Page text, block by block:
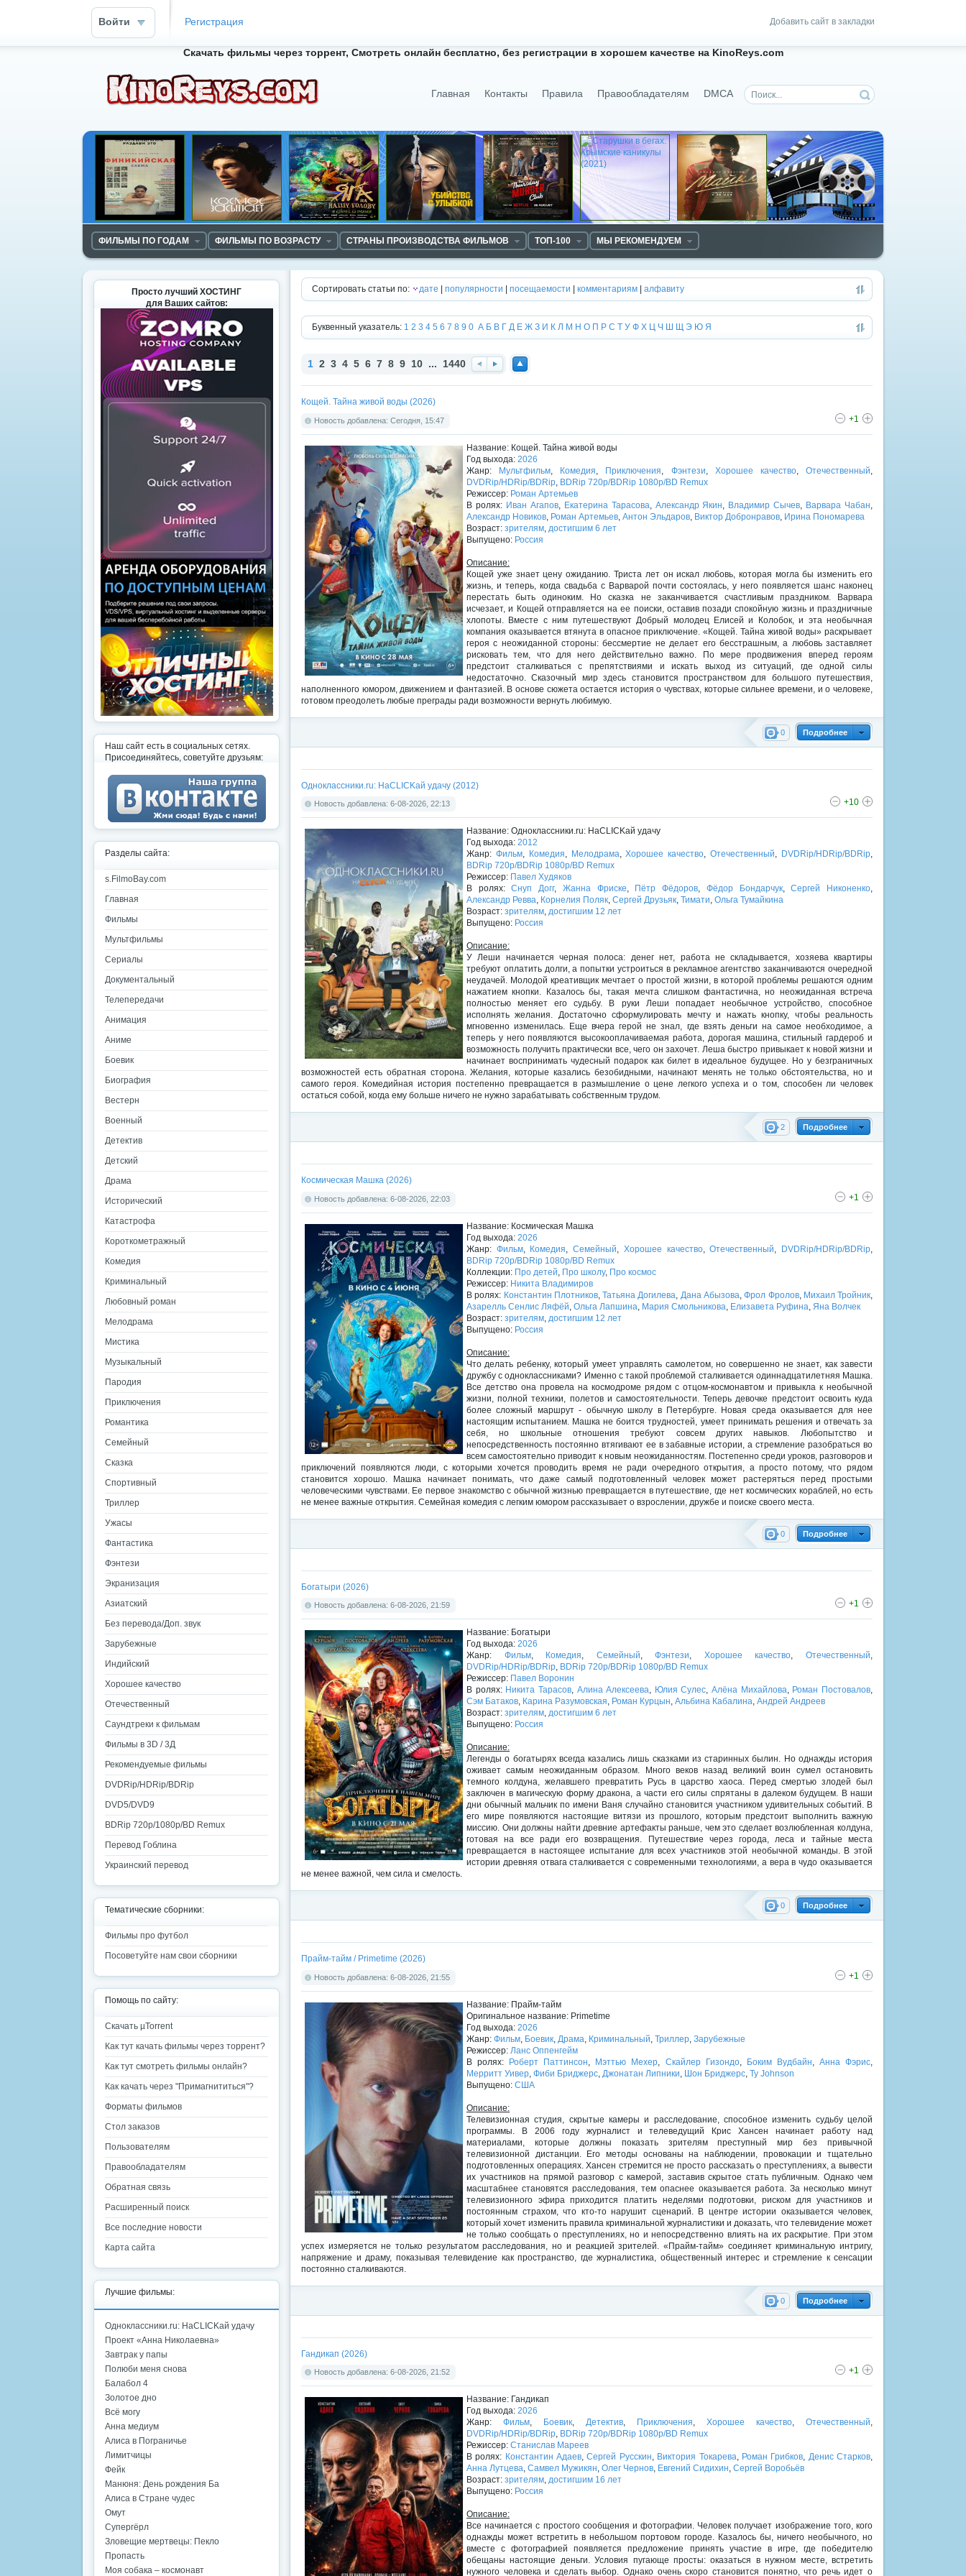
Добавить сайт в закладки
Войти Регистрация
Скачать фильмы через торрент, Смотреть онлайн бесплатно, без регистрации в хорошем качестве на KinoReys.com
Главная Контакты Правила Правообладателям DMCA
ФИЛЬМЫ ПО ГОДАМ ФИЛЬМЫ ПО ВОЗРАСТУ СТРАНЫ ПРОИЗВОДСТВА ФИЛЬМОВ ТОП-100 МЫ РЕКОМЕНДУЕМ
Сортировать статьи по: дате популярности посещаемости комментариям алфавиту
Буквенный указатель: 1 2 3 4 5 6 7 8 9 0 А Б В Г Д Е Ж З И К Л М Н О П Р С Т У Ф Х Ц Ч Ш Щ Э Ю Я
1 2 3 4 5 6 7 8 9 10 ...
1440
Кощей. Тайна живой воды (2026)
Новость добавлена: Сегодня, 15:47 +1
Название: Кощей. Тайна живой воды
Год выхода: 2026
Жанр: Мультфильм Комедия Приключения Фэнтези Хорошее качество,Отечественный
DVDRip/HDRip/BDRip BDRip 720p/BDRip 1080p/BD Remux
Режиссер: Роман Артемьев
В ролях: Иван Агапов, Екатерина Тарасова Александр Якин Владимир Сычев Варвара Чабан
Александр Новиков Роман Артемьев Антон Эльдаров Виктор Добронравов Ирина Пономарева
Возраст: зрителям достигшим 6 лет
Выпущено: Россия
Описание:
Кощей уже знает цену ожиданию. Триста лет он искал любовь, которая могла бы изменить его
жизнь, и теперь, когда свадьба с Варварой почти состоялась, у него появляется шанс наконец
перестать быть одиноким. Но сказка не заканчивается счастливым праздником. Варвара
исчезает, и Кощей отправляется на ее поиски, оставив позади спокойную жизнь и праздничные
хлопоты. Вместе с ним путешествуют Добрый молодец Елисей и Колобок, и эта необычная
компания оказывается втянута в опасное приключение. «Кощей. Тайна живой воды» раскрывает
героя с неожиданной стороны: бессмертие не делает его бесстрашным, а любовь заставляет
рисковать тем, что для него действительно важно. По мере продвижения вперед героям
предстоит сталкиваться с препятствиями и искать выход из ситуаций, где одной силы
недостаточно. Сказочный мир здесь становится пространством для большого путешествия,
наполненного юмором, движением и фантазией. В основе сюжета остается история о чувствах, которые сильнее времени, и о человеке,
готовом преодолеть любые преграды ради возможности вернуть любимую.
Подробнее
0
Одноклассники.ru: НаCLICKай удачу (2012)
Новость добавлена: 6-08-2026, 22:13 +10
Название: Одноклассники.ru: НаCLICKай удачу
Год выхода: 2012
Жанр: Фильм, Комедия, Мелодрама,Хорошее качество,Отечественный, DVDRip/HDRip/BDRip,
BDRip 720p/BDRip 1080p/BD Remux
Режиссер: Павел Худяков
В ролях:Снуп Догг, Жанна Фриске, Пётр Фёдоров, Фёдор Бондарчук,Сергей Никоненко,
Александр Ревва, Корнелия Поляк, Сергей Друзьяк, Тимати, Ольга Тумайкина
Возраст: зрителям, достигшим 12 лет
Выпущено: Россия
Описание:
У Леши начинается черная полоса: денег нет, работа не складывается, хозяева квартиры
требуют оплатить долги, а попытки устроиться в рекламное агентство заканчиваются очередной
неудачей. Молодой креативщик мечтает о простой жизни, в которой проблемы решаются одним
нажатием кнопки. Казалось бы, такая мечта слишком фантастична, но неожиданная встреча
полностью меняет его судьбу. В руки Леши попадает необычное устройство, способное
исполнять желания. Достаточно сформулировать мечту и нажать кнопку, чтобы реальность
мгновенно изменилась. Еще вчера герой не знал, где взять деньги на самое необходимое, а
теперь у него появляются высокооплачиваемая работа, дорогая машина, стильный гардероб и
возможность получить практически все, чего он захочет. Леша быстро привыкает к новой жизни и
начинает воспринимать чудесный подарок как билет в идеальное будущее. Но у безграничных
возможностей есть обратная сторона. Желания, которые казались безобидными, начинают менять не только обстоятельства, но и
самого героя. Комедийная история постепенно превращается в размышление о цене легкого успеха и о том, способен ли человек
остаться собой, когда ему больше ничего не нужно зарабатывать собственным трудом.
Подробнее
2
Космическая Машка (2026)
Новость добавлена: 6-08-2026, 22:03 +1
Название: Космическая Машка
Год выхода: 2026
Жанр: Фильм, Комедия ,Семейный Хорошее качество,Отечественный DVDRip/HDRip/BDRip
BDRip 720p/BDRip 1080p/BD Remux
Коллекции: Про детей Про школу, Про космос
Режиссер: Никита Владимиров
В ролях: Константин Плотников,Татьяна Догилева Дана Абызова ,Фрол Фролов, Михаил Тройник
Азарелль Сенлис Ляфёй Ольга Лапшина Мария Смольникова Елизавета Руфина Яна Волчек
Возраст: зрителям достигшим 12 лет
Выпущено: Россия
Описание:
Что делать ребенку, который умеет управлять самолетом, но совершенно не знает, как завести
дружбу с одноклассниками? Именно с такой проблемой сталкивается одиннадцатилетняя Машка.
Все детство она провела на космодроме рядом с отцом-космонавтом и привыкла к необычной
жизни, полной техники, полетов и самостоятельности. Теперь девочке предстоит освоить куда
более сложный маршрут - обычную школу в Петербурге. Новая среда оказывается для нее
настоящим испытанием. Машка не боится трудностей, умеет принимать решения и отвечать за
себя, но школьные отношения требуют совсем других навыков. Любопытство и
непосредственность постоянно втягивают ее в забавные истории, а стремление разобраться во
всем самостоятельно приводит к новым неожиданностям. Постепенно среди уроков, разговоров и
приключений появляются люди, с которыми хочется проводить время не ради очередного открытия, а просто потому, что рядом
становится хорошо. Машка начинает понимать, что даже самый подготовленный человек может растеряться перед простыми
человеческими чувствами. Ее первое знакомство с обычной жизнью превращается в путешествие, где нет космических кораблей, но есть
не менее важные открытия. Семейная комедия с легким юмором рассказывает о взрослении, дружбе и поиске своего места.
Подробнее
0
Богатыри (2026)
Новость добавлена: 6-08-2026, 21:59 +1
Название: Богатыри
Год выхода: 2026
Жанр: Фильм, Комедия, Семейный,Фэнтези, Хорошее качество,Отечественный,
DVDRip/HDRip/BDRip, BDRip 720p/BDRip 1080p/BD Remux
Режиссер: Павел Воронин
В ролях: Никита Тарасов, Алина Алексеева, Юлия Сулес,Алёна Михайлова, Роман Постовалов,
Сэм Батаков, Карина Разумовская, Роман Курцын, Альбина Кабалина, Андрей Андреев
Возраст: зрителям, достигшим 6 лет
Выпущено: Россия
Описание:
Легенды о богатырях всегда казались лишь сказками из старинных былин. Но однажды история
оживает самым неожиданным образом. Много веков назад великий воин сумел остановить
темного колдуна, желавшего превратить Русь в царство хаоса. Перед смертью злодей был
заключен в магическую форму дракона, а части его силы спрятаны в далеком будущем. В наши
дни обычный мальчик по имени Ваня случайно становится участником удивительных событий. В
его мире появляются настоящие витязи из прошлого, которым предстоит выполнить важную
миссию. Они должны найти древние артефакты раньше, чем это сделает возлюбленная колдуна,
готовая на все ради его возвращения. Путешествие через города, леса и тайные места
превращается в настоящее испытание для всех участников этой необычной команды. В этой
истории древняя отвага сталкивается с современными технологиями, а вера в чудо оказывается
не менее важной, чем сила и смелость.
Подробнее
0
Прайм-тайм / Primetime (2026)
Новость добавлена: 6-08-2026, 21:55 +1
Название: Прайм-тайм
Оригинальное название: Primetime
Год выхода: 2026
Жанр: Фильм Боевик Драма Криминальный Триллер Зарубежные
Режиссер: Ланс Оппенгейм
В ролях: Роберт Паттинсон Мэттью Мехер Скайлер Гизондо, Боким Вудбайн Анна Фэрис
Мерритт Уивер Фиби Бриджерс Джонатан Липники Шон Бриджерс Ty Johnson
Выпущено: США
Описание:
Телевизионная студия, скрытые камеры и расследование, способное изменить судьбу целой
программы. В 2006 году журналист и телеведущий Крис Хансен начинает работу над
материалами, которые должны показать зрителям преступный мир без привычной
телевизионной дистанции. Его методы основаны на наблюдении, провокации и тщательно
подготовленных операциях. Хансен стремится не просто рассказать о преступлениях, а вывести
их участников на прямой разговор с камерой, заставив скрытое стать публичным. Однако чем
масштабнее становятся расследования, тем опаснее оказывается работа. За несколько минут
телевизионного эфира приходится платить неделями подготовки, риском для участников и
постоянным страхом, что кто-то нарушит сценарий. В центре истории оказывается человек,
который хочет изменить правила криминальной журналистики и доказать, что телевидение может
не только сообщать о преступлениях, но и непосредственно влиять на их раскрытие. При этом
успех измеряется не только результатом расследования, но и реакцией зрителей. «Прайм-тайм» соединяет криминальную интригу,
напряжение и драму, показывая телевидение как пространство, где журналистика, общественный интерес и стремление к сенсации
постоянно сталкиваются.
Подробнее
0
Гандикап (2026)
Новость добавлена: 6-08-2026, 21:52 +1
Название: Гандикап
Год выхода: 2026
Жанр: Фильм, Боевик, Детектив, Приключения, Хорошее качество, Отечественный,
DVDRip/HDRip/BDRip, BDRip 720p/BDRip 1080p/BD Remux
Режиссер: Станислав Мареев
В ролях: Константин Адаев,Сергей Русскин, Виктория Токарева, Роман Грибков, Денис Старков,
Анна Лутцева, Самвел Мужикян, Олег Чернов, Евгений Сидихин, Сергей Воробьёв
Возраст: зрителям, достигшим 16 лет
Выпущено: Россия
Описание:
Все начинается с простого сообщения и фотографии. Человек получает изображение того, кого
однажды может встретить в небольшом портовом городе. Казалось бы, ничего необычного, но
вместе с фотографией появляется предложение принять участие в игре, где победителю
обещаны настоящие деньги. Условия пугающе просты: оказаться в нужном месте, встретить
нужного человека и сделать выбор. Однако очень скоро становится понятно, что речь идет о
Просто лучший ХОСТИНГ
для Ваших сайтов:
Наш сайт есть в социальных сетях.
Присоединяйтесь, советуйте друзьям:
Разделы сайта:
s.FilmoBay.com
Главная
Фильмы
Мультфильмы
Сериалы
Документальный
Телепередачи
Анимация
Аниме
Боевик
Биография
Вестерн
Военный
Детектив
Детский
Драма
Исторический
Катастрофа
Короткометражный
Комедия
Криминальный
Любовный роман
Мелодрама
Мистика
Музыкальный
Пародия
Приключения
Романтика
Семейный
Сказка
Спортивный
Триллер
Ужасы
Фантастика
Фэнтези
Экранизация
Азиатский
Без перевода/Доп. звук
Зарубежные
Индийский
Хорошее качество
Отечественный
Саундтреки к фильмам
Фильмы в 3D / 3Д
Рекомендуемые фильмы
DVDRip/HDRip/BDRip
DVD5/DVD9
BDRip 720p/1080p/BD Remux
Перевод Гоблина
Украинский перевод
Тематические сборники:
Фильмы про футбол
Посоветуйте нам свои сборники
Помощь по сайту:
Скачать µTorrent
Как тут качать фильмы через торрент?
Как тут смотреть фильмы онлайн?
Как качать через "Примагнититься"?
Форматы фильмов
Стол заказов
Пользователям
Правообладателям
Обратная связь
Расширенный поиск
Все последние новости
Карта сайта
Лучшие фильмы:
Одноклассники.ru: НаCLICKай удачу
Проект «Анна Николаевна»
Завтрак у папы
Полюби меня снова
Балабол 4
Золотое дно
Всё могу
Анна медиум
Алиса в Пограничье
Лимитчицы
Фейк
Манюня: День рождения Ба
Алиса в Стране чудес
Омут
Супергёрл
Зловещие мертвецы: Пекло
Пропасть
Моя собака – космонавт